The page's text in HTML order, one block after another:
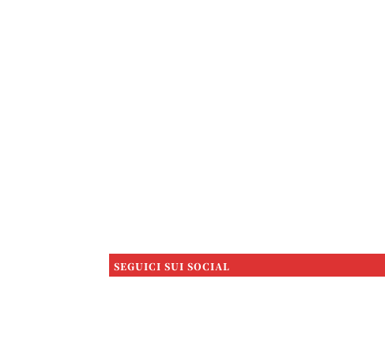
SEGUICI SUI SOCIAL